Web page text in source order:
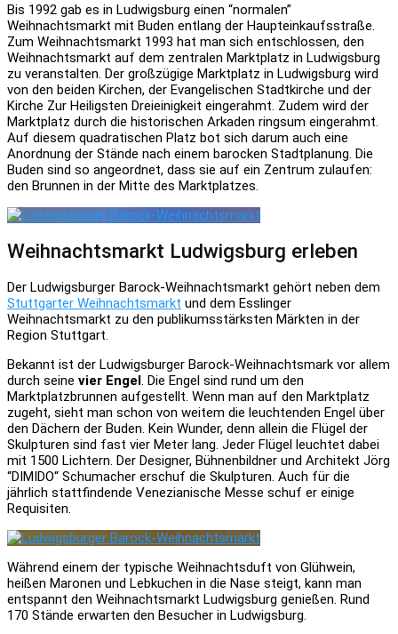
Bis 1992 gab es in Ludwigsburg einen “normalen”
Weihnachtsmarkt mit Buden entlang der Haupteinkaufsstraße.
Zum Weihnachtsmarkt 1993 hat man sich entschlossen, den
Weihnachtsmarkt auf dem zentralen Marktplatz in Ludwigsburg
zu veranstalten. Der großzügige Marktplatz in Ludwigsburg wird
von den beiden Kirchen, der Evangelischen Stadtkirche und der
Kirche Zur Heiligsten Dreieinigkeit eingerahmt. Zudem wird der
Marktplatz durch die historischen Arkaden ringsum eingerahmt.
Auf diesem quadratischen Platz bot sich darum auch eine
Anordnung der Stände nach einem barocken Stadtplanung. Die
Buden sind so angeordnet, dass sie auf ein Zentrum zulaufen:
den Brunnen in der Mitte des Marktplatzes.
Weihnachtsmarkt Ludwigsburg erleben
Der Ludwigsburger Barock-Weihnachtsmarkt gehört neben dem
Stuttgarter Weihnachtsmarkt und dem Esslinger
Weihnachtsmarkt zu den publikumsstärksten Märkten in der
Region Stuttgart.
Bekannt ist der Ludwigsburger Barock-Weihnachtsmark vor allem
durch seine vier Engel. Die Engel sind rund um den
Marktplatzbrunnen aufgestellt. Wenn man auf den Marktplatz
zugeht, sieht man schon von weitem die leuchtenden Engel über
den Dächern der Buden. Kein Wunder, denn allein die Flügel der
Skulpturen sind fast vier Meter lang. Jeder Flügel leuchtet dabei
mit 1500 Lichtern. Der Designer, Bühnenbildner und Architekt Jörg
“DIMIDO“ Schumacher erschuf die Skulpturen. Auch für die
jährlich stattfindende Venezianische Messe schuf er einige
Requisiten.
Während einem der typische Weihnachtsduft von Glühwein,
heißen Maronen und Lebkuchen in die Nase steigt, kann man
entspannt den Weihnachtsmarkt Ludwigsburg genießen. Rund
170 Stände erwarten den Besucher in Ludwigsburg.